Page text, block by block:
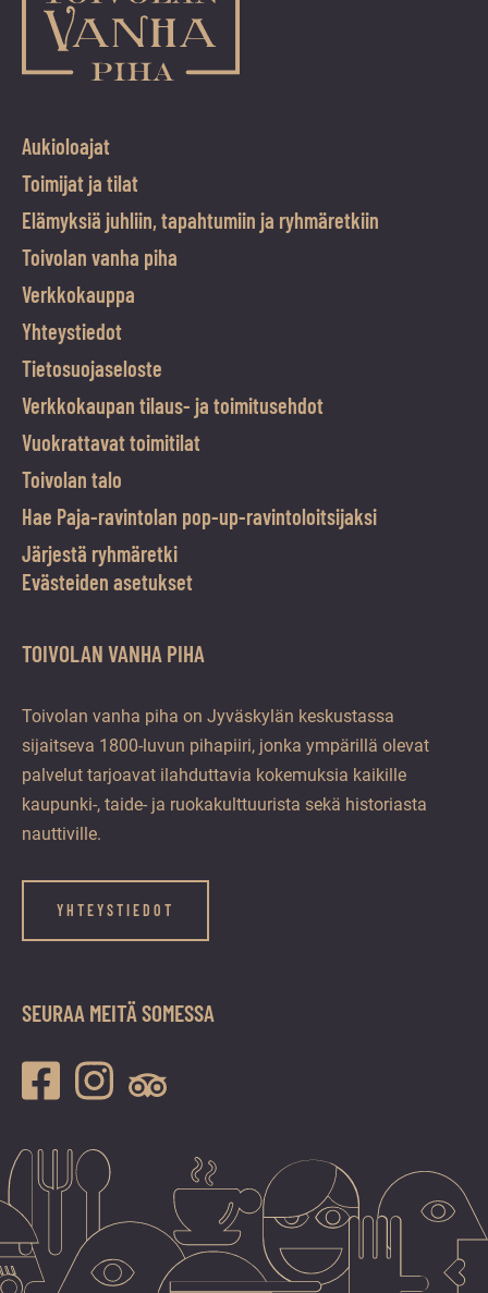
Aukioloajat
Toimijat ja tilat
Elämyksiä juhliin, tapahtumiin ja ryhmäretkiin
Toivolan vanha piha
Verkkokauppa
Yhteystiedot
Tietosuojaseloste
Verkkokaupan tilaus- ja toimitusehdot
Vuokrattavat toimitilat
Toivolan talo
Hae Paja-ravintolan pop-up-ravintoloitsijaksi
Järjestä ryhmäretki
Evästeiden asetukset
TOIVOLAN VANHA PIHA
Toivolan vanha piha on Jyväskylän keskustassa
sijaitseva 1800-luvun pihapiiri, jonka ympärillä olevat
palvelut tarjoavat ilahduttavia kokemuksia kaikille
kaupunki-, taide- ja ruokakulttuurista sekä historiasta
nauttiville.
YHTEYSTIEDOT
SEURAA MEITÄ SOMESSA